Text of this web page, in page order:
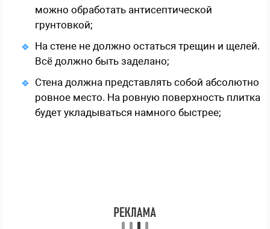
можно обработать антисептической
грунтовкой;
На стене не должно остаться трещин и щелей.
Всё должно быть заделано;
Стена должна представлять собой абсолютно
ровное место. На ровную поверхность плитка
будет укладываться намного быстрее;